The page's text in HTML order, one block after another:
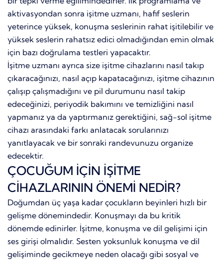
aktivasyondan sonra işitme uzmanı, hafif seslerin
yeterince yüksek, konuşma seslerinin rahat işitilebilir ve
yüksek seslerin rahatsız edici olmadığından emin olmak
için bazı doğrulama testleri yapacaktır.
İşitme uzmanı ayrıca size işitme cihazlarını nasıl takıp
çıkaracağınızı, nasıl açıp kapatacağınızı, işitme cihazının
çalışıp çalışmadığını ve pil durumunu nasıl takip
edeceğinizi, periyodik bakımını ve temizliğini nasıl
yapmanız ya da yaptırmanız gerektiğini, sağ-sol işitme
cihazı arasındaki farkı anlatacak sorularınızı
yanıtlayacak ve bir sonraki randevunuzu organize
edecektir.
ÇOCUĞUM İÇİN İŞİTME
CİHAZLARININ ÖNEMİ NEDİR?
Doğumdan üç yaşa kadar çocukların beyinleri hızlı bir
gelişme dönemindedir. Konuşmayı da bu kritik
dönemde edinirler. İşitme, konuşma ve dil gelişimi için
ses girişi olmalıdır. Sesten yoksunluk konuşma ve dil
gelişiminde gecikmeye neden olacağı gibi sosyal ve